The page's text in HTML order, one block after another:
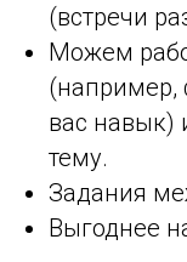
(встречи
Можем
(например,
вас навык)
тему.
Задания
Выгоднее